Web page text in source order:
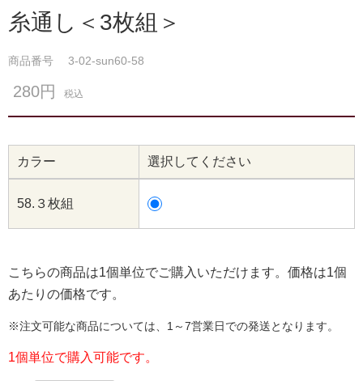
糸通し＜3枚組＞
商品番号 3-02-sun60-58
280円 税込
カラー 選択してください
58.３枚組
こちらの商品は1個単位でご購入いただけます。価格は1個
あたりの価格です。
※注文可能な商品については、1～7営業日での発送となります。
1個単位で購入可能です。